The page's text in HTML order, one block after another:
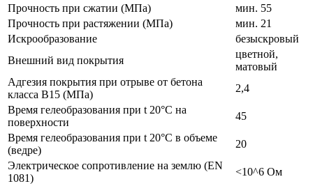
Прочность при сжатии (МПа)
мин. 55
Прочность при растяжении (МПа)
мин. 21
Искрообразование
безыскровый
Внешний вид покрытия
цветной,
матовый
Адгезия покрытия при отрыве от бетона
класса В15 (МПа)
2,4
Время гелеобразования при t 20°C на
поверхности
45
Время гелеобразования при t 20°C в объеме
(ведре)
20
Электрическое сопротивление на землю (EN
1081)
<10^6 Ом